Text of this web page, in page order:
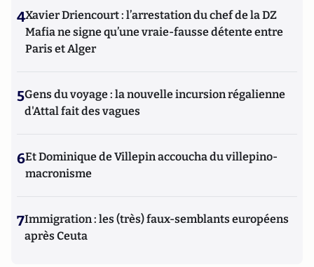
4Xavier Driencourt : l’arrestation du chef de la DZ
Mafia ne signe qu’une vraie-fausse détente entre
Paris et Alger
5Gens du voyage : la nouvelle incursion régalienne
d'Attal fait des vagues
6Et Dominique de Villepin accoucha du villepino-
macronisme
7Immigration : les (très) faux-semblants européens
après Ceuta